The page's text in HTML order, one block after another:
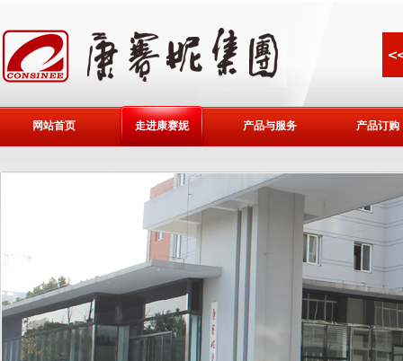
网站首页 走进康赛妮 产品与服务 产品订购